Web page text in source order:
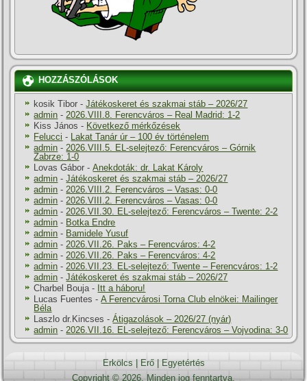
HOZZÁSZÓLÁSOK
kosik Tibor -Játékoskeret és szakmai stáb – 2026/27
admin -2026.VIII.8. Ferencváros – Real Madrid: 1-2
Kiss János - Következő mérkőzések
Felucci - Lakat Tanár úr – 100 év történelem
admin -2026.VIII.5. EL-selejtező: Ferencváros – Górnik
Zabrze: 1-0
Lovas Gábor -Anekdoták: dr. Lakat Károly
admin -Játékoskeret és szakmai stáb – 2026/27
admin -2026.VIII.2. Ferencváros – Vasas: 0-0
admin -2026.VIII.2. Ferencváros – Vasas: 0-0
admin -2026.VII.30. EL-selejtező: Ferencváros – Twente: 2-2
admin - Botka Endre
admin - Bamidele Yusuf
admin -2026.VII.26. Paks – Ferencváros: 4-2
admin -2026.VII.26. Paks – Ferencváros: 4-2
admin -2026.VII.23. EL-selejtező: Twente – Ferencváros: 1-2
admin -Játékoskeret és szakmai stáb – 2026/27
Charbel Bouja- Itt a háboru!
Lucas Fuentes -A Ferencvárosi Torna Club elnökei: Mailinger
Béla
Laszlo dr.Kincses -Átigazolások – 2026/27 (nyár)
admin -2026.VII.16. EL-selejtező: Ferencváros – Vojvodina: 3-0
Erkölcs Erő|
Egyetértés
Copyright © 2026. Minden jog fenntartva.